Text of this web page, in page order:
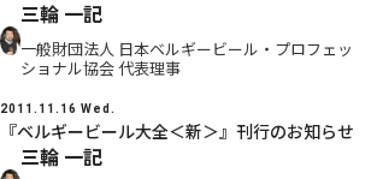
三輪 一記
一般財団法人 日本ベルギービール・プロフェッ
ショナル協会 代表理事
2011.11.16 Wed.
『ベルギービール大全＜新＞』刊行のお知らせ
三輪 一記